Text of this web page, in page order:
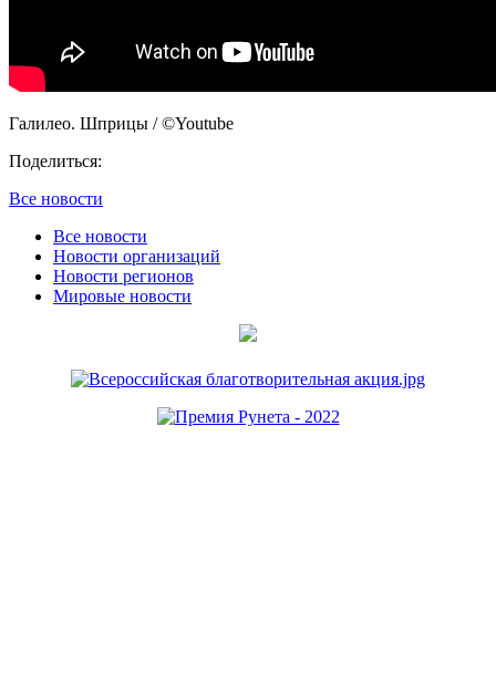
Галилео. Шприцы / ©Youtube
Поделиться:
Все новости
Все новости
Новости организаций
Новости регионов
Мировые новости